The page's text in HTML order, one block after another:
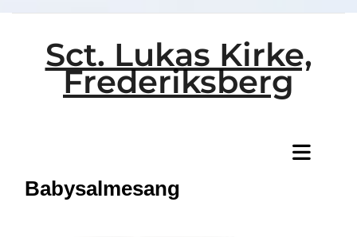
Sct. Lukas Kirke,
Frederiksberg
Babysalmesang